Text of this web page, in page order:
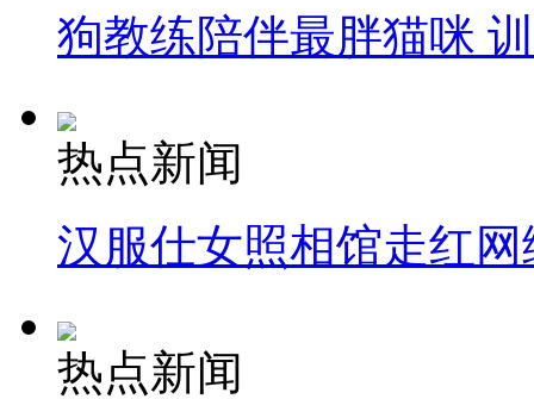
狗教练陪伴最胖猫咪
热点新闻
汉服仕女照相馆走红网
热点新闻